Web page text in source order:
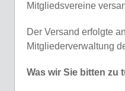
Mitgliedsvereine
Der Versand erfolgte
Mitgliederverwaltung
Was wir Sie bitten zu